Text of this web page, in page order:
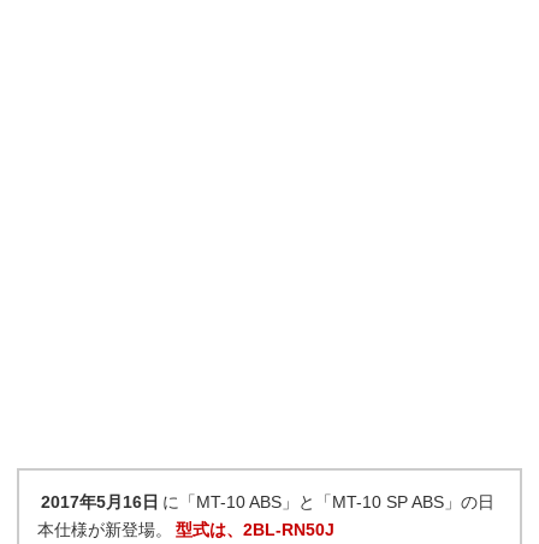
2017年5月16日 に「MT-10 ABS」と「MT-10 SP ABS」の日
本仕様が新登場。
型式は、2BL-RN50J